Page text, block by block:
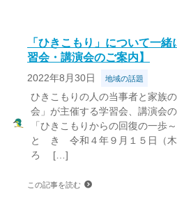
「ひきこもり」について一
習会・講演会のご案内】
2022年8月30日 地域の話題
ひきこもりの人の当事者と家族
会」が主催する学習会、講演会
「ひきこもりからの回復の一歩
と き 令和４年９月１５日（
ろ […]
この記事を読む